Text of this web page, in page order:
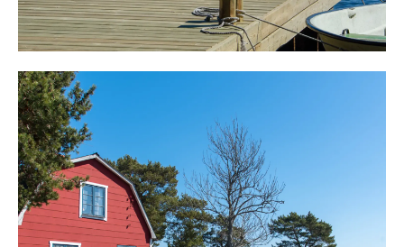
Övre plan erbjuder en övre hall, som kan möbleras och
tre sovrum varav två med plats för dubbelsäng. Ett
Huset är optimalt planerat och för en barnfamilj och
erbjuder en härlig charm och atmosfär.
Intill huset finns en bod med toalett, verkstad och
vedbod.
Läget i skärgården är ypperligt med absolut närhet till